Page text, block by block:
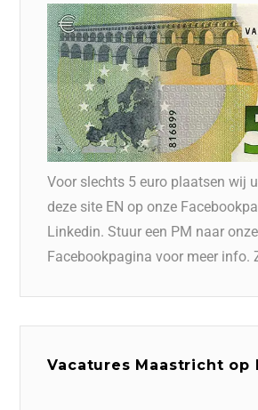
Voor slechts 5 euro plaatsen wij
deze site EN op onze
Linkedin. Stuur een PM naar onze
Facebookpagina voor meer info.
Vacatures Maastricht op